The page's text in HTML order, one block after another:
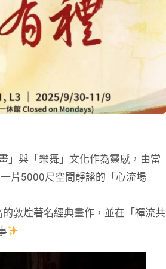
」與「樂舞」文化作為靈感，由當
片5000尺空間靜謐的「心流場
敦煌著名經典畫作，並在「禪流共